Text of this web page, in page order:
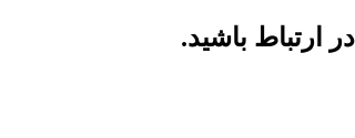
ارتباط باشید.